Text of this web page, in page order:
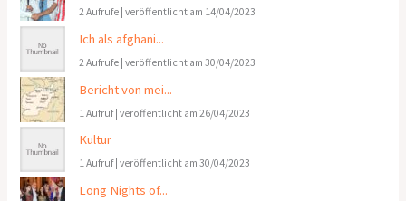
2 Aufrufe |veröffentlicht am 14/04/2023
Ich als afghani...
2 Aufrufe |veröffentlicht am 30/04/2023
Bericht von mei...
1 Aufruf|veröffentlicht am 26/04/2023
Kultur
1 Aufruf|veröffentlicht am 30/04/2023
Long Nights of...